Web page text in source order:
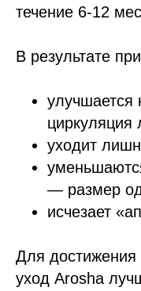
течение 6-12
В результате
улучшается
уходит
— размер
исчезает
Для достижения
уход Arosha